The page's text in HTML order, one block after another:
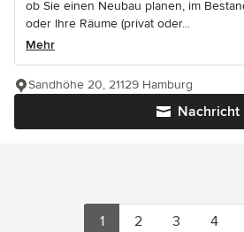
ob Sie einen Neubau planen, im
oder Ihre Räume (privat oder...
Mehr
Nachricht
Sandhöhe 20, 21129 Hamburg
1 2 3 4